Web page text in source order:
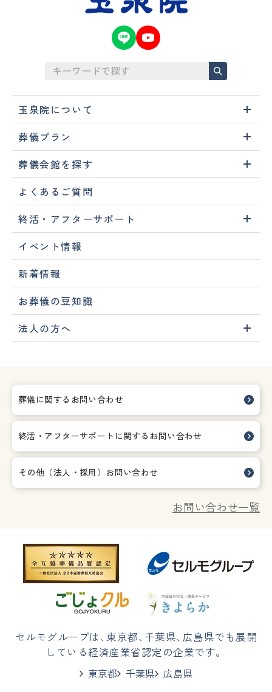
玉泉院について
葬儀プラン
葬儀会館を探す
よくあるご質問
終活・アフターサポート
イベント情報
新着情報
お葬儀の豆知識
法人の方へ
葬儀に関するお問い合わせ
終活・アフターサポートに関する お問い合わせ
その他（法人・採用）お問い合わせ
お問い合わせ一覧
セルモグループは、東京都、 千葉県、 広島県でも展開
している経済産業省認定の企業です。
東京都
千葉県 広島県